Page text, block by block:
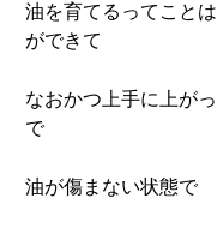
油を育てるってこと
ができて
なおかつ上手に上が
で
油が傷まない状態で